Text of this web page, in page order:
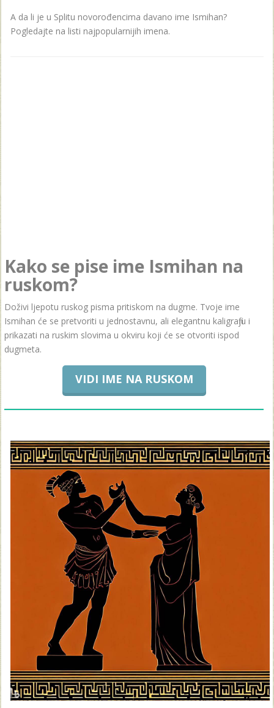
A da li je u Splitu novorođencima davano ime Ismihan?
Pogledajte na listi najpopularnijih imena.
Kako se pise ime Ismihan na
ruskom?
Doživi ljepotu ruskog pisma pritiskom na dugme. Tvoje ime
Ismihan će se pretvoriti u jednostavnu, ali elegantnu kaligrafiju i
prikazati na ruskim slovima u okviru koji će se otvoriti ispod
dugmeta.
VIDI IME NA RUSKOM